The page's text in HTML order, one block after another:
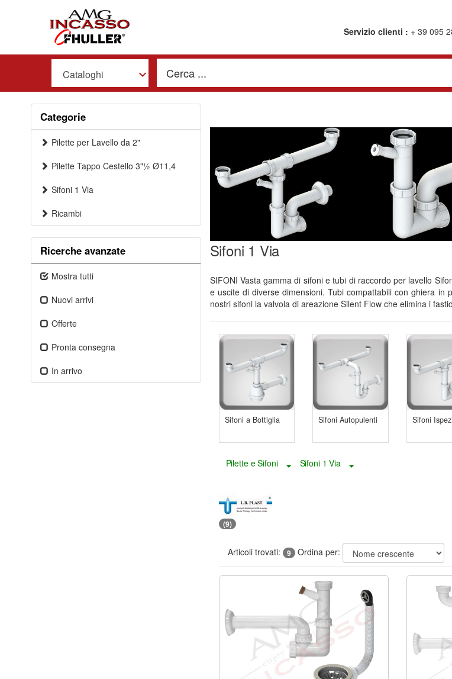
Servizio clienti : + 39 095
Cataloghi
Sifoni 1 Via
SIFONI Vasta gamma di sifoni e tubi di raccordo per lavello
e uscite di diverse dimensioni. Tubi compattabili con ghiera
nostri sifoni la valvola di areazione Silent Flow che elimina i
Sifoni a Bottiglia Sifoni Autopulenti Sifoni
Pilette e Sifoni Toggle Dropdown
Sifoni 1 Via Toggle Dropdown
(9)
Articoli trovati: 9 Ordina per:
Categorie
Pilette per Lavello da 2"
Pilette Tappo Cestello 3"½ Ø11,4
Sifoni 1 Via
Ricambi
Ricerche avanzate
Mostra tutti
Nuovi arrivi
Offerte
Pronta consegna
In arrivo